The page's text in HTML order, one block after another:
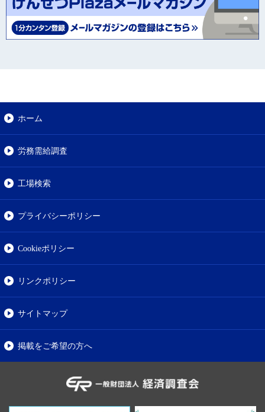
ホーム
労務需給調査
工場検索
プライバシーポリシー
Cookieポリシー
リンクポリシー
サイトマップ
掲載をご希望の方へ